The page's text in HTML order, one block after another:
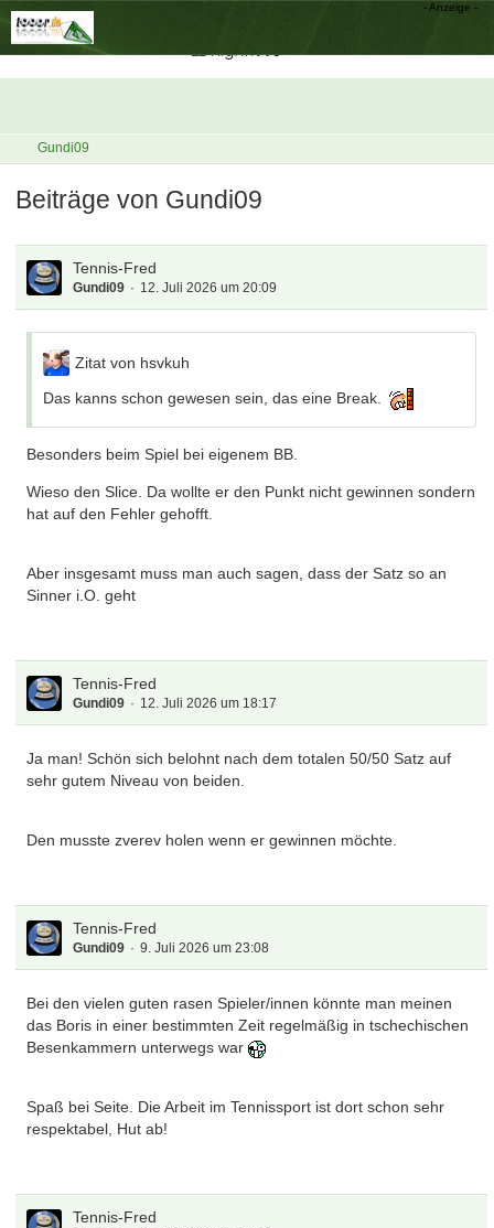
Gundi09
Beiträge von Gundi09
Tennis-Fred
Gundi09 12. Juli 2026 um 20:09
Zitat von hsvkuh
Das kanns schon gewesen sein, das eine Break.
Besonders beim Spiel bei eigenem BB.
Wieso den Slice. Da wollte er den Punkt nicht gewinnen sondern
hat auf den Fehler gehofft.
Aber insgesamt muss man auch sagen, dass der Satz so an
Sinner i.O. geht
Tennis-Fred
Gundi09 12. Juli 2026 um 18:17
Ja man! Schön sich belohnt nach dem totalen 50/50 Satz auf
sehr gutem Niveau von beiden.
Den musste zverev holen wenn er gewinnen möchte.
Tennis-Fred
Gundi09 9. Juli 2026 um 23:08
Bei den vielen guten rasen Spieler/innen könnte man meinen
das Boris in einer bestimmten Zeit regelmäßig in tschechischen
Besenkammern unterwegs war
Spaß bei Seite. Die Arbeit im Tennissport ist dort schon sehr
respektabel, Hut ab!
Tennis-Fred